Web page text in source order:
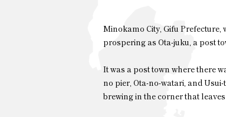
Minokamo City, Gifu Prefecture,
prospering as Ota-juku, a post
It was a post town where there
no pier, Ota-no-watari, and
brewing in the corner that